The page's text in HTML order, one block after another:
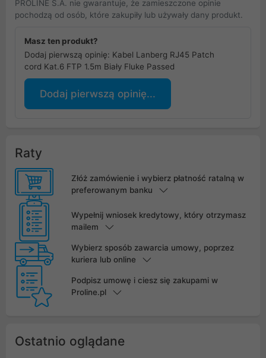
PROLINE S.A. nie gwarantuje, że zamieszczone opinie
pochodzą od osób, które zakupiły lub używały dany produkt.
Masz ten produkt?
Dodaj pierwszą opinię: Kabel Lanberg RJ45 Patch
cord Kat.6 FTP 1.5m Biały Fluke Passed
Dodaj pierwszą opinię...
Raty
Złóż zamówienie i wybierz płatność ratalną w
preferowanym banku
Wypełnij wniosek kredytowy, który otrzymasz
mailem
Wybierz sposób zawarcia umowy, poprzez
kuriera lub online
Podpisz umowę i ciesz się zakupami w
Proline.pl
Ostatnio oglądane